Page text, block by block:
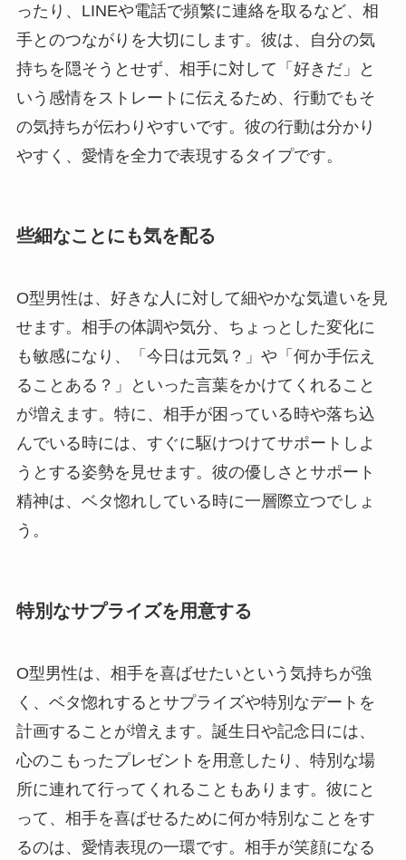
ったり、LINEや電話で頻繁に連絡を取るなど、相
手とのつながりを大切にします。彼は、自分の気
持ちを隠そうとせず、相手に対して「好きだ」と
いう感情をストレートに伝えるため、行動でもそ
の気持ちが伝わりやすいです。彼の行動は分かり
やすく、愛情を全力で表現するタイプです。
些細なことにも気を配る
O型男性は、好きな人に対して細やかな気遣いを見
せます。相手の体調や気分、ちょっとした変化に
も敏感になり、「今日は元気？」や「何か手伝え
ることある？」といった言葉をかけてくれること
が増えます。特に、相手が困っている時や落ち込
んでいる時には、すぐに駆けつけてサポートしよ
うとする姿勢を見せます。彼の優しさとサポート
精神は、ベタ惚れしている時に一層際立つでしょ
う。
特別なサプライズを用意する
O型男性は、相手を喜ばせたいという気持ちが強
く、ベタ惚れするとサプライズや特別なデートを
計画することが増えます。誕生日や記念日には、
心のこもったプレゼントを用意したり、特別な場
所に連れて行ってくれることもあります。彼にと
って、相手を喜ばせるために何か特別なことをす
るのは、愛情表現の一環です。相手が笑顔になる